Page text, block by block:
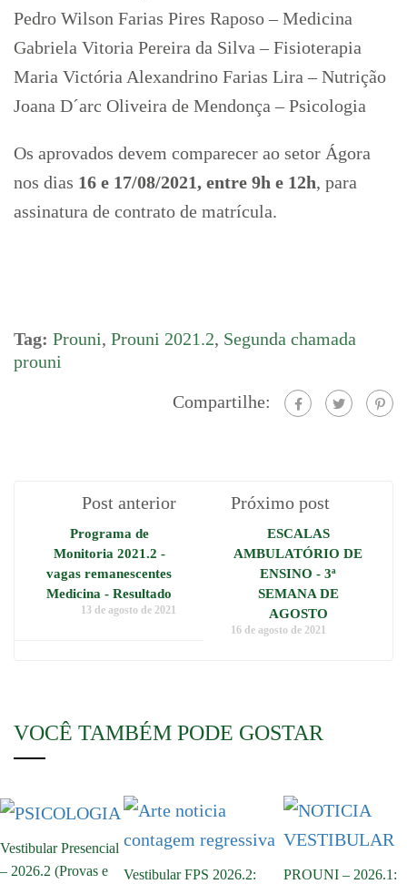
Pedro Wilson Farias Pires Raposo – Medicina
Gabriela Vitoria Pereira da Silva – Fisioterapia
Maria Victória Alexandrino Farias Lira – Nutrição
Joana D´arc Oliveira de Mendonça – Psicologia
Os aprovados devem comparecer ao setor Ágora
nos dias 16 e 17/08/2021, entre 9h e 12h, para
assinatura de contrato de matrícula.
Tag: Prouni, Prouni 2021.2, Segunda chamada
prouni
Compartilhe:
Post anterior
Programa de
Monitoria 2021.2 -
vagas remanescentes
Medicina - Resultado
13 de agosto de 2021
Próximo post
ESCALAS
AMBULATÓRIO DE
ENSINO - 3ª
SEMANA DE
AGOSTO
16 de agosto de 2021
VOCÊ TAMBÉM PODE GOSTAR
Vestibular Presencial
– 2026.2 (Provas e
Vestibular FPS 2026.2:
PROUNI – 2026.1: